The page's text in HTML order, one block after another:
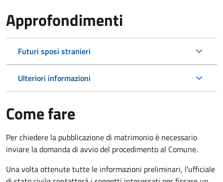
Approfondimenti
Futuri sposi stranieri
Ulteriori informazioni
Come fare
Per chiedere la pubblicazione di matrimonio è necessario
inviare la domanda di avvio del procedimento al Comune.
Una volta ottenute tutte le informazioni preliminari, l'ufficiale